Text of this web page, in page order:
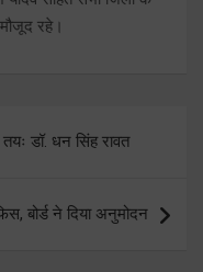
रहे।
डॉ. धन सिंह रावत
बोर्ड ने दिया अनुमोदन